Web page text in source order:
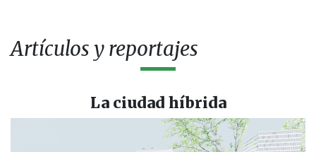
Artículos y reportajes
La ciudad híbrida